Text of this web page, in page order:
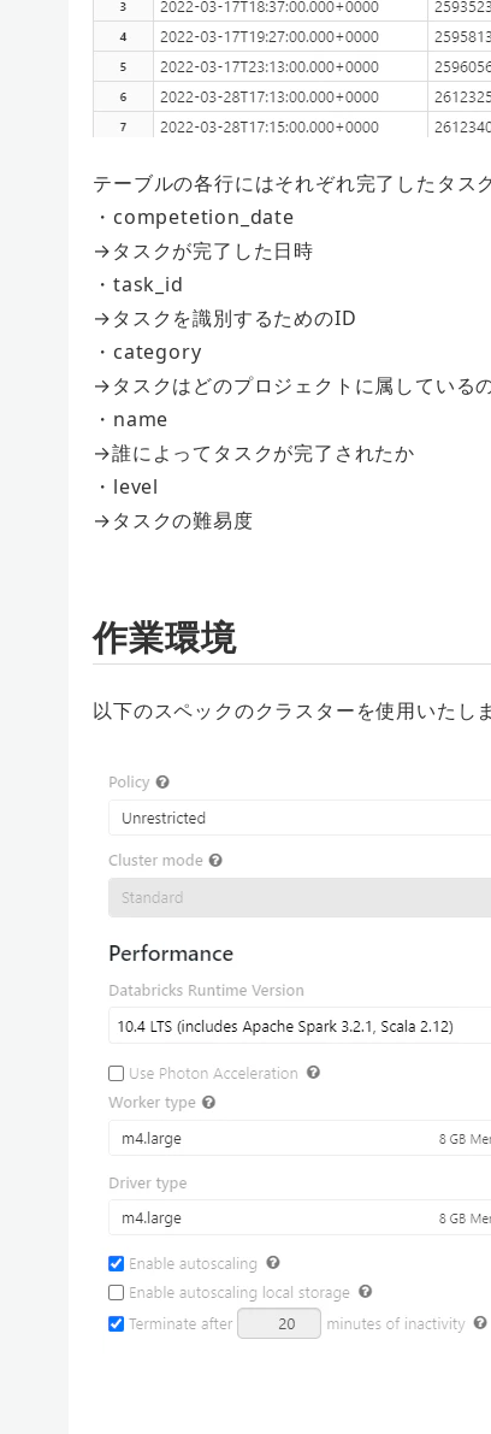
テーブルの各行にはそれぞれ完了したタス
・competetion_date
→タスクが完了した日時
・task_id
→タスクを識別するためのID
・category
→タスクはどのプロジェクトに属している
・name
→誰によってタスクが完了されたか
・level
→タスクの難易度
作業環境
以下のスペックのクラスターを使用いたしま